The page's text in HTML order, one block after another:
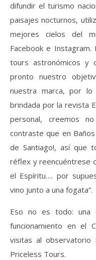
difundir el turismo
paisajes nocturnos,
mejores cielos del
Facebook e Instagram.
tours astronómicos y
pronto nuestro
nuestra marca, por lo
brindada por la revista
personal, creemos
contraste que en
de Santiago!, así que
réflex y reencuéntrese
el Espíritu…. por
vino junto a una fogata”.
Eso no es todo: una
funcionamiento en el
visitas al observatorio
Priceless Tours.